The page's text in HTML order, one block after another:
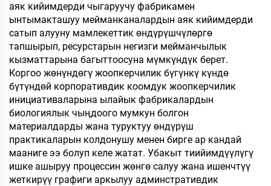
аяк кийимдерди чыгаруучу фабрикамен
ынтымакташуу мейманканалардын аяк кийимдерди
сатып алууну мамлекеттик өндүрүшчүлөргө
тапшырып, ресурстарын негизги мейманчылык
кызматтарына багыттоосуна мүмкүндүк берет.
Коргоо жөнүндөгү жоопкерчилик бүгүнкү күндө
бүтүндөй корпоративдик коомдук жоопкерчилик
инициативаларына ылайык фабрикалардын
биологиялык чыңдоого мумкун болгон
материалдарды жана туруктуу өндүрүш
практикаларын колдонушу менен бирге ар кандай
мааниге ээ болуп келе жатат. Убакыт тиийимдүүлүгү
ишке ашыруу процессин жөнгө салуу жана ишенчтүү
жеткирүү графиги аркылуу админстративдик